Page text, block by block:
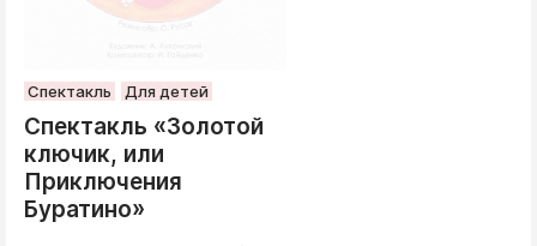
Спектакль Для детей
Спектакль «Золотой
ключик, или
Приключения
Буратино»